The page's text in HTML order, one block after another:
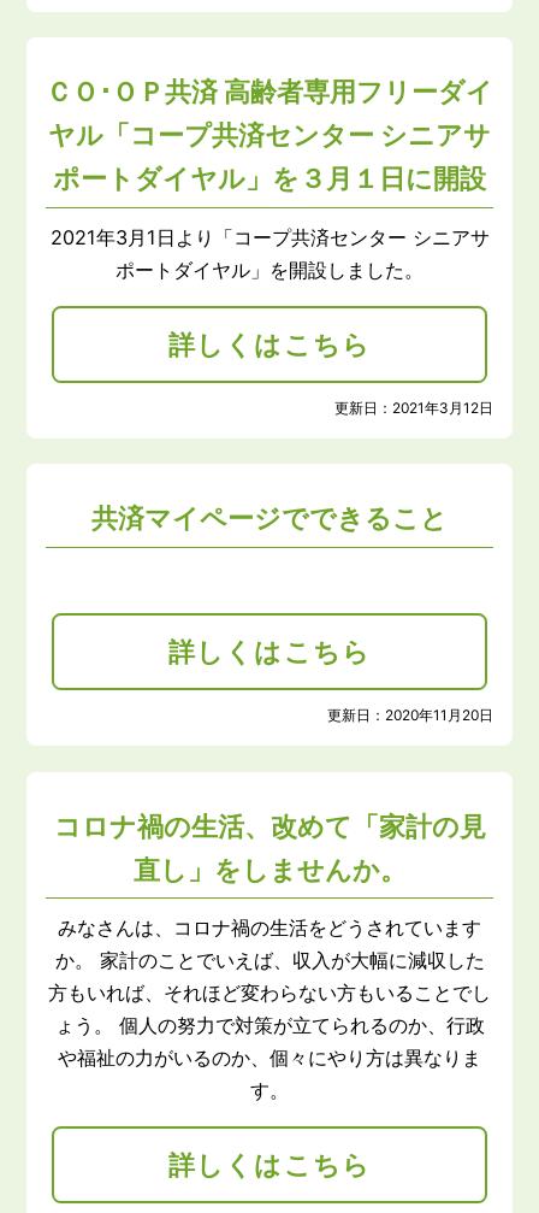
ＣＯ･ＯＰ共済 高齢者専用フリーダイ
ヤル「コープ共済センター シニアサ
ポートダイヤル」を３月１日に開設
2021年3月1日より「コープ共済センター シニアサ
ポートダイヤル」を開設しました。
詳しくはこちら
更新日： 2021年3月12日
共済マイページでできること
詳しくはこちら
更新日： 2020年11月20日
コロナ禍の生活、改めて「家計の見
直し」をしませんか。
みなさんは、コロナ禍の生活をどうされています
か。 家計のことでいえば、収入が大幅に減収した
方もいれば、それほど変わらない方もいることでし
ょう。 個人の努力で対策が立てられるのか、行政
や福祉の力がいるのか、個々にやり方は異なりま
す。
詳しくはこちら